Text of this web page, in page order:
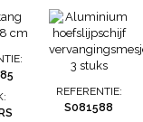
en effectief
worden
verwarmt.
Eigenschappen
Holoblock
klauwblokje:
REFERENTIE:
S081588